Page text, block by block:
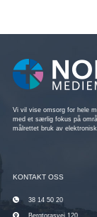
Vi vil vise omsorg for hele
med et særlig fokus på
målrettet bruk av
KONTAKT OSS
38 14 50 20
Bergtorasvei 120,